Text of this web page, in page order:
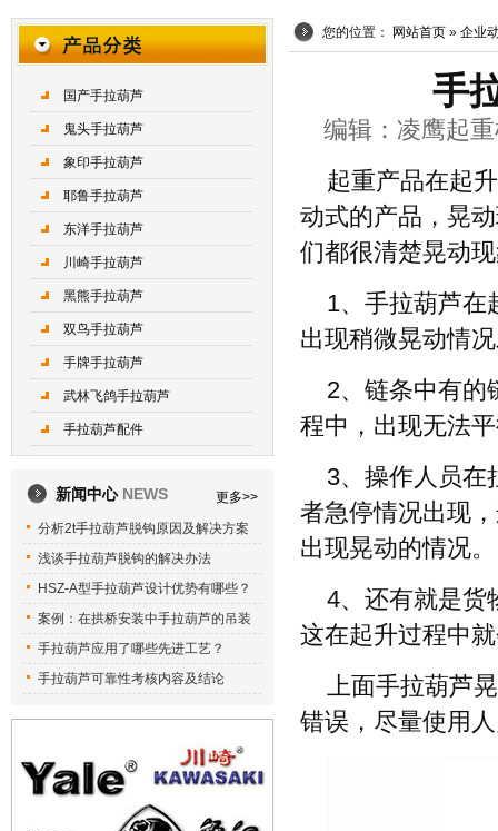
您的位置： 网站首页 » 企业
手
编辑：凌鹰起
起重产品在起
动式的产品，晃
们都很清楚晃动
1、手拉葫芦在
出现稍微晃动情
2、链条中有的
程中，出现无法
3、操作人员在
者急停情况出现
出现晃动的情况。
4、还有就是货
这在起升过程中
上面手拉葫芦
错误，尽量使用
国产手拉葫芦
鬼头手拉葫芦
象印手拉葫芦
耶鲁手拉葫芦
东洋手拉葫芦
川崎手拉葫芦
黑熊手拉葫芦
双鸟手拉葫芦
手牌手拉葫芦
武林飞鸽手拉葫芦
手拉葫芦配件
新闻中心 NEWS
更多>>
分析2t手拉葫芦脱钩原因及解决方案
浅谈手拉葫芦脱钩的解决办法
HSZ-A型手拉葫芦设计优势有哪些？
案例：在拱桥安装中手拉葫芦的吊装
手拉葫芦应用了哪些先进工艺？
手拉葫芦可靠性考核内容及结论